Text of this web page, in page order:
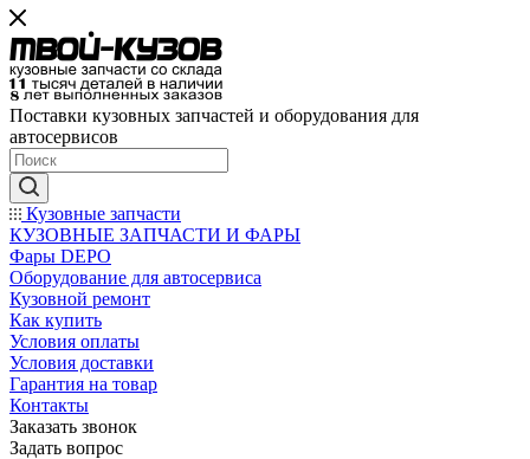
Поставки кузовных запчастей и оборудования для
автосервисов
Кузовные запчасти
КУЗОВНЫЕ ЗАПЧАСТИ И ФАРЫ
Фары DEPO
Оборудование для автосервиса
Кузовной ремонт
Как купить
Условия оплаты
Условия доставки
Гарантия на товар
Контакты
Заказать звонок
Задать вопрос